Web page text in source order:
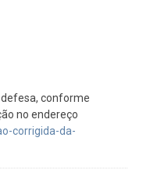
conforme
no endereço
corrigida-da-